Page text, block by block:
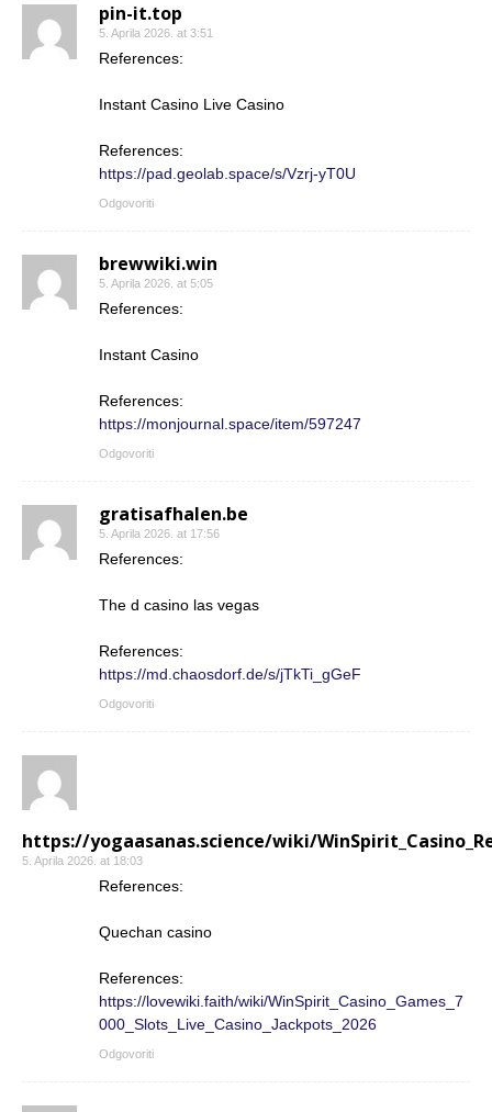
pin-it.top
5. Aprila 2026. at 3:51
References:
Instant Casino Live Casino
References:
https://pad.geolab.space/s/Vzrj-yT0U
Odgovoriti
brewwiki.win
5. Aprila 2026. at 5:05
References:
Instant Casino
References:
https://monjournal.space/item/597247
Odgovoriti
gratisafhalen.be
5. Aprila 2026. at 17:56
References:
The d casino las vegas
References:
https://md.chaosdorf.de/s/jTkTi_gGeF
Odgovoriti
https://yogaasanas.science/wiki/
5. Aprila 2026. at 18:03
References:
Quechan casino
References:
https://lovewiki.faith/wiki/WinSpirit_Casino_Games_7
000_Slots_Live_Casino_Jackpots_2026
Odgovoriti